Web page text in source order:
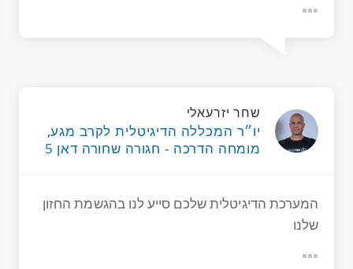
שחר יזרעאלי
יו״ר המכללה הדיגיטלית לקרב מגע,
מומחה הדרכה - חגורה שחורה דאן 5
המערכת הדיגיטלית שלכם סייע לנו בהגשמת החזון
שלנו